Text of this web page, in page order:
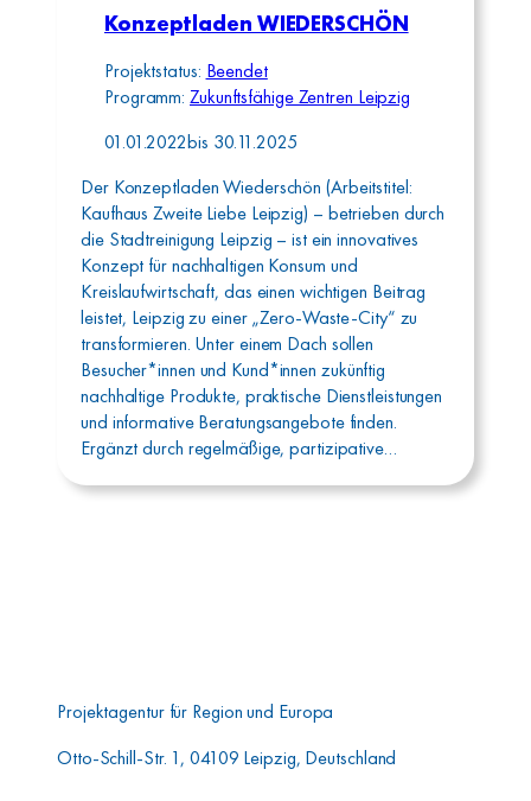
Konzeptladen WIEDERSCHÖN
Projektstatus: Beendet
Programm:Zukunftsfähige Zentren Leipzig
01.01.2022bis 30.11.2025
Der Konzeptladen Wiederschön (Arbeitstitel:
Kaufhaus Zweite Liebe Leipzig) – betrieben durch
die Stadtreinigung Leipzig – ist ein innovatives
Konzept für nachhaltigen Konsum und
Kreislaufwirtschaft, das einen wichtigen Beitrag
leistet, Leipzig zu einer „Zero-Waste-City“ zu
transformieren. Unter einem Dach sollen
Besucher*innen und Kund*innen zukünftig
nachhaltige Produkte, praktische Dienstleistungen
und informative Beratungsangebote finden.
Ergänzt durch regelmäßige, partizipative…
Projektagentur für Region und Europa
Otto-Schill-Str. 1, 04109 Leipzig, Deutschland